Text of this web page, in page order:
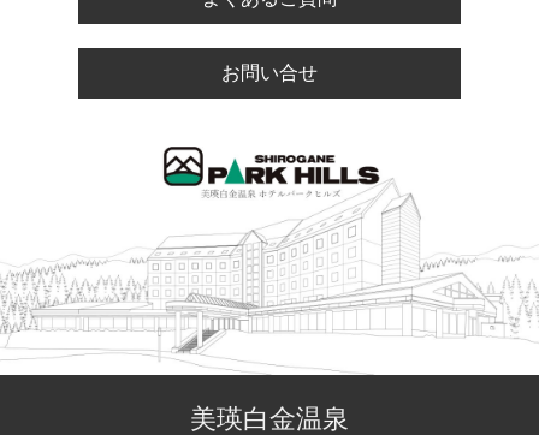
お問い合せ
美瑛白金温泉